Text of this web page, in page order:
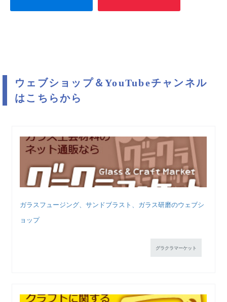
ウェブショップ＆YouTubeチャンネル
はこちらから
ガラスフュージング、サンドブラスト、ガラス研磨のウェブシ
ョップ
グラクラマーケット